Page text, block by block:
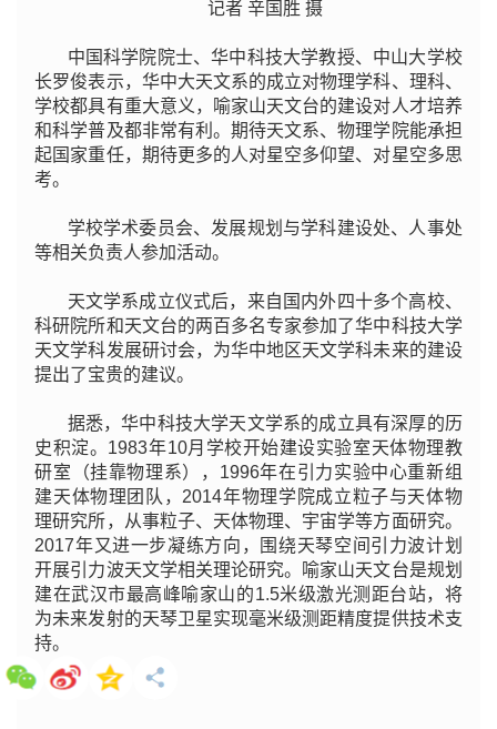
记者 辛国胜 摄
中国科学院院士、华中科技大学教授、中山大学校
长罗俊表示，华中大天文系的成立对物理学科、理科、
学校都具有重大意义，喻家山天文台的建设对人才培养
和科学普及都非常有利。期待天文系、物理学院能承担
起国家重任，期待更多的人对星空多仰望、对星空多思
考。
学校学术委员会、发展规划与学科建设处、人事处
等相关负责人参加活动。
天文学系成立仪式后，来自国内外四十多个高校、
科研院所和天文台的两百多名专家参加了华中科技大学
天文学科发展研讨会，为华中地区天文学科未来的建设
提出了宝贵的建议。
据悉，华中科技大学天文学系的成立具有深厚的历
史积淀。1983年10月学校开始建设实验室天体物理教
研室（挂靠物理系），1996年在引力实验中心重新组
建天体物理团队，2014年物理学院成立粒子与天体物
理研究所，从事粒子、天体物理、宇宙学等方面研究。
2017年又进一步凝练方向，围绕天琴空间引力波计划
开展引力波天文学相关理论研究。喻家山天文台是规划
建在武汉市最高峰喻家山的1.5米级激光测距台站，将
为未来发射的天琴卫星实现毫米级测距精度提供技术支
持。